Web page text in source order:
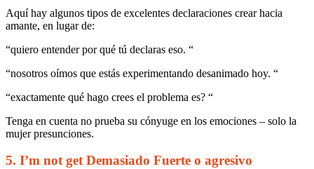
Aquí hay algunos tipos de excelentes declaraciones crear hacia
amante, en lugar de:
“quiero entender por qué tú declaras eso. “
“nosotros oímos que estás experimentando desanimado hoy. “
“exactamente qué hago crees el problema es? “
Tenga en cuenta no prueba su cónyuge en los emociones – solo la
mujer presunciones.
5. I’m not get Demasiado Fuerte o agresivo